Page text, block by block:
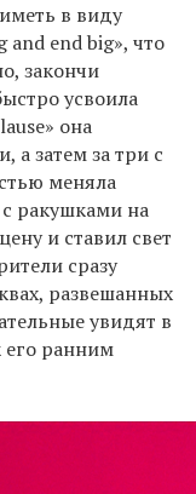
в виду
end big», что
закончи
усвоила
она
а затем за три с
меняла
ракушками на
и ставил свет
сразу
развешанных
увидят в
его ранним